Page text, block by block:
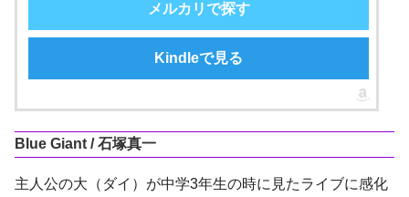
メルカリで探す
Kindleで見る
Blue Giant / 石塚真一
主人公の大（ダイ）が中学3年生の時に見たライブに感化